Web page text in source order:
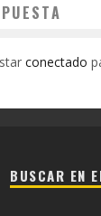
conectado
BUSCAR EN